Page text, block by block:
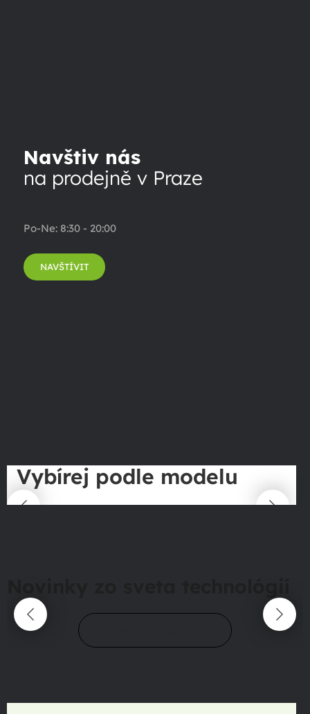
Navštiv nás
na prodejně v Praze
Po-Ne: 8:30 - 20:00
NAVŠTÍVIT
Vybírej podle modelu